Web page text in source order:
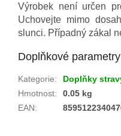
Výrobek není určen
Uchovejte mimo
slunci. Případný zákal
Doplňkové parametry
Kategorie:
Doplňky
Hmotnost:
0.05 kg
EAN: